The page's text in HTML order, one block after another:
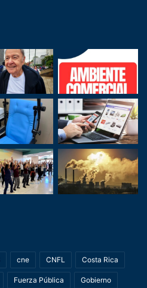
cne CNFL Costa Rica
Fuerza Pública Gobierno